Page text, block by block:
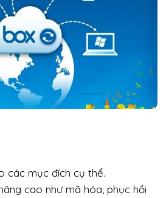
các mục đích cụ thể.
cao như mã hóa, phục hồi